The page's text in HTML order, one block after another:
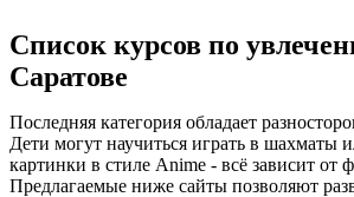
Список курсов по
Саратове
Последняя категория обладает
Дети могут научиться играть в шахматы
картинки в стиле Anime - всё зависит от
Предлагаемые ниже сайты позволяют